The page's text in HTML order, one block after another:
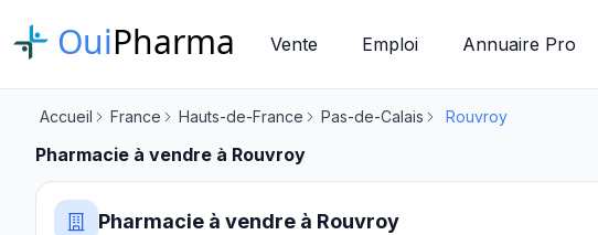
OuiPharma Vente Emploi Annuaire Pro
Accueil France Hauts-de-France Pas-de-Calais Rouvroy
Pharmacie à vendre à Rouvroy
Pharmacie à vendre à Rouvroy